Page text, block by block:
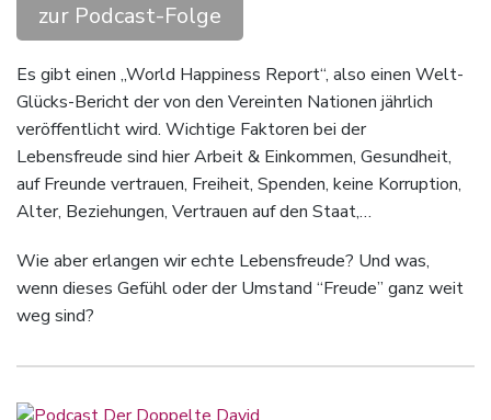
zur Podcast-Folge
Es gibt einen „World Happiness Report“, also einen Welt-
Glücks-Bericht der von den Vereinten Nationen jährlich
veröffentlicht wird. Wichtige Faktoren bei der
Lebensfreude sind hier Arbeit & Einkommen, Gesundheit,
auf Freunde vertrauen, Freiheit, Spenden, keine Korruption,
Alter, Beziehungen, Vertrauen auf den Staat,…
Wie aber erlangen wir echte Lebensfreude? Und was,
wenn dieses Gefühl oder der Umstand “Freude” ganz weit
weg sind?